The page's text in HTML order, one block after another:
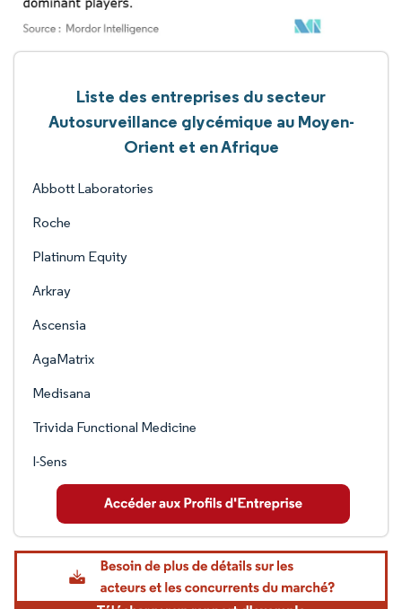
Liste des entreprises du secteur
Autosurveillance glycémique au Moyen-
Orient et en Afrique
Abbott Laboratories
Roche
Platinum Equity
Arkray
Ascensia
AgaMatrix
Medisana
Trivida Functional Medicine
I-Sens